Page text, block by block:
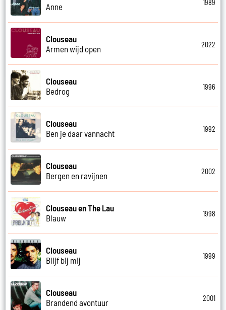
Anne
1989
Clouseau
Armen wijd open
2022
Clouseau
Bedrog
1996
Clouseau
Ben je daar vannacht
1992
Clouseau
Bergen en ravijnen
2002
Clouseau en The Lau
Blauw
1998
Clouseau
Blijf bij mij
1999
Clouseau
Brandend avontuur
2001